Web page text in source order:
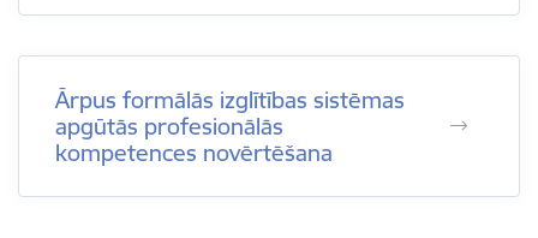
Ārpus formālās izglītības sistēmas
apgūtās profesionālās
kompetences novērtēšana